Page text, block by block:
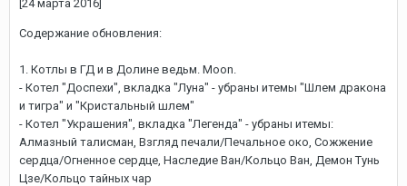
[24 марта 2016]
Содержание обновления:
1. Котлы в ГД и в Долине ведьм. Moon.
- Котел "Доспехи", вкладка "Луна" - убраны итемы "Шлем дракона
и тигра" и "Кристальный шлем"
- Котел "Украшения", вкладка "Легенда" - убраны итемы:
Алмазный талисман, Взгляд печали/Печальное око, Сожжение
сердца/Огненное сердце, Наследие Ван/Кольцо Ван, Демон Тунь
Цзе/Кольцо тайных чар